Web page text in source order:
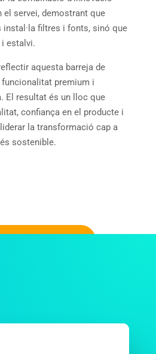
el servei, demostrant que
filtres i fonts, sinó que
estalvi.
aquesta barreja de
premium i
El resultat és un lloc que
confiança en el producte i
la transformació cap a
sostenible.